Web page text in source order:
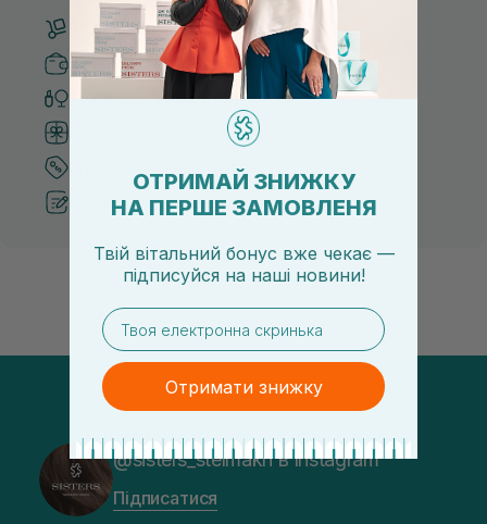
Безкоштовна доставка від 3000 UAH
Безпечні способи оплати
Тільки оригінальна косметика
Система бонусів та лояльності
Кращі ціни та топ товари
Рекомендації від косметологів
@sisters_stelmakh в Instagram
Підписатися
ОТРИМАЙ ЗНИЖКУ
НА ПЕРШЕ ЗАМОВЛЕНЯ
Твій вітальний бонус вже чекає —
підписуйся на наші новини!
email
Отримати знижку